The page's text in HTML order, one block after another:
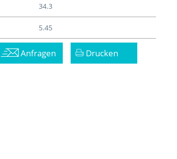
34.3
5.45
Anfragen Drucken